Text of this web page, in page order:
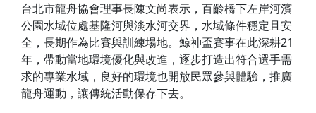
台北市龍舟協會理事長陳文尚表示，百齡橋下左岸河濱
公園水域位處基隆河與淡水河交界，水域條件穩定且安
全，長期作為比賽與訓練場地。鯨神盃賽事在此深耕21
年，帶動當地環境優化與改進，逐步打造出符合選手需
求的專業水域，良好的環境也開放民眾參與體驗，推廣
龍舟運動，讓傳統活動保存下去。